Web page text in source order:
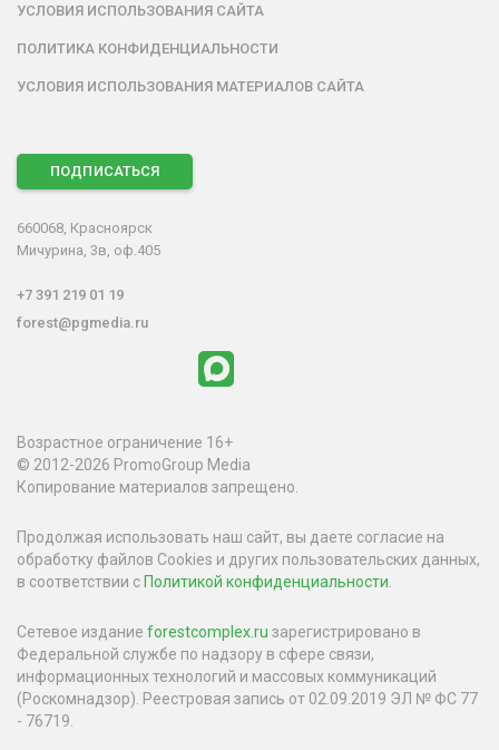
УСЛОВИЯ ИСПОЛЬЗОВАНИЯ САЙТА
ПОЛИТИКА КОНФИДЕНЦИАЛЬНОСТИ
УСЛОВИЯ ИСПОЛЬЗОВАНИЯ МАТЕРИАЛОВ САЙТА
ПОДПИСАТЬСЯ
660068, Красноярск
Мичурина, 3в, оф.405
+7 391 219 01 19
forest@pgmedia.ru
Возрастное ограничение 16+
© 2012-2026 PromoGroup Media
Копирование материалов запрещено.
Продолжая использовать наш сайт, вы даете согласие на
обработку файлов Cookies и других пользовательских данных,
в соответствии с Политикой конфиденциальности
Сетевое издание forestcomplex.ru зарегистрировано в
Федеральной службе по надзору в сфере связи,
информационных технологий и массовых коммуникаций
(Роскомнадзор). Реестровая запись от 02.09.2019 ЭЛ № ФС 77
- 76719.